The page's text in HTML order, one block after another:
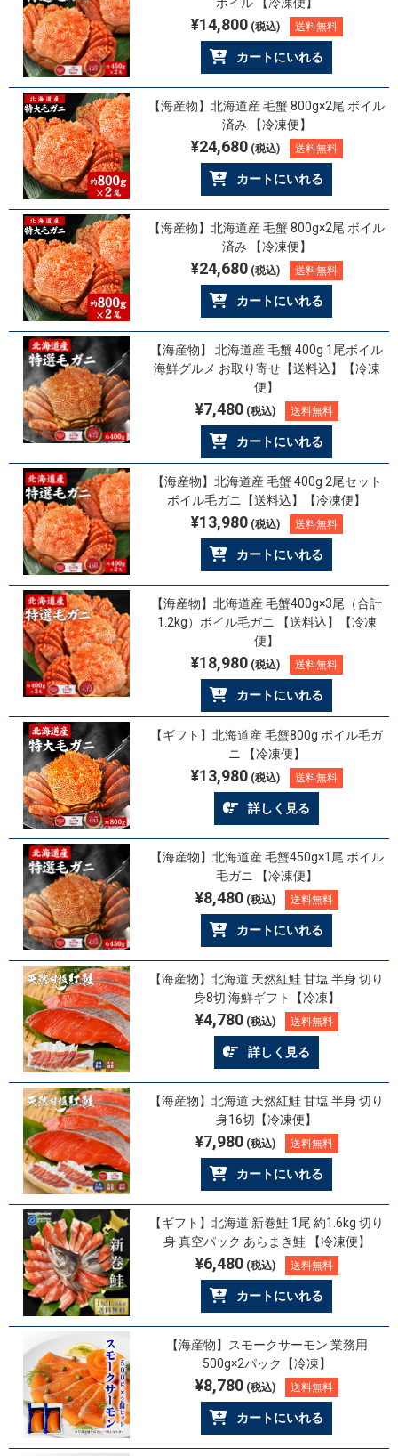
¥14,800(税込) 送料無料
カートにいれる
【海産物】北海道産 毛蟹 800g×2尾 ボイル
済み 【冷凍便】
¥24,680(税込) 送料無料
カートにいれる
【海産物】北海道産 毛蟹 800g×2尾 ボイル
済み 【冷凍便】
¥24,680(税込) 送料無料
カートにいれる
【海産物】 北海道産 毛蟹 400g 1尾ボイル
海鮮グルメ お取り寄せ【送料込】【冷凍
便】
¥7,480(税込) 送料無料
カートにいれる
【海産物】北海道産 毛蟹 400g 2尾セット
ボイル毛ガニ【送料込】【冷凍便】
¥13,980(税込) 送料無料
カートにいれる
【海産物】北海道産 毛蟹400g×3尾（合計
1.2kg）ボイル毛ガニ 【送料込】【冷凍
便】
¥18,980(税込) 送料無料
カートにいれる
【ギフト】北海道産 毛蟹800g ボイル毛ガ
ニ 【冷凍便】
¥13,980(税込) 送料無料
詳しく見る
【海産物】北海道産 毛蟹450g×1尾 ボイル
毛ガニ 【冷凍便】
¥8,480(税込) 送料無料
カートにいれる
【海産物】北海道 天然紅鮭 甘塩 半身 切り
身8切 海鮮ギフト【冷凍】
¥4,780(税込) 送料無料
詳しく見る
【海産物】北海道 天然紅鮭 甘塩 半身 切り
身16切【冷凍便】
¥7,980(税込) 送料無料
カートにいれる
【ギフト】北海道 新巻鮭 1尾 約1.6kg 切り
身 真空パック あらまき鮭 【冷凍便】
¥6,480(税込) 送料無料
カートにいれる
【海産物】スモークサーモン 業務用
500g×2パック【冷凍】
¥8,780(税込) 送料無料
カートにいれる